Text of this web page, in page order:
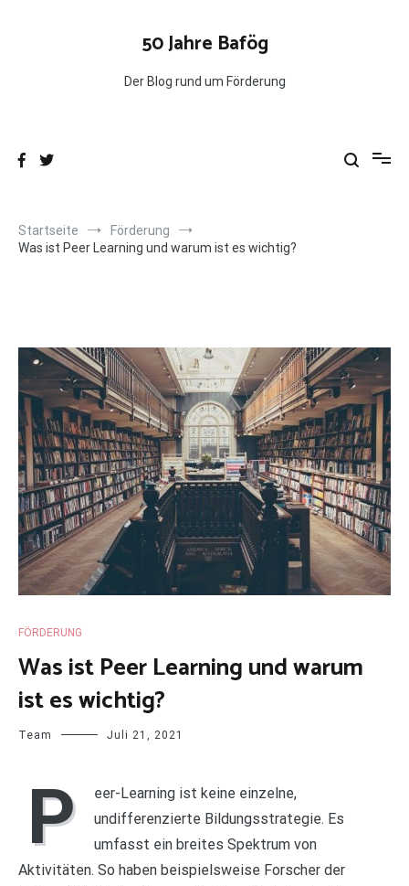
50 Jahre Bafög
Der Blog rund um Förderung
Startseite
Förderung
Was ist Peer Learning und warum ist es wichtig?
FÖRDERUNG
Was ist Peer Learning und warum
ist es wichtig?
Team Juli 21, 2021
P
eer-Learning ist keine einzelne,
undifferenzierte Bildungsstrategie. Es
umfasst ein breites Spektrum von
Aktivitäten. So haben beispielsweise Forscher der